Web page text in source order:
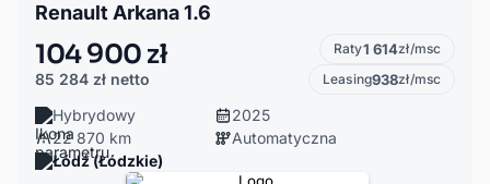
Renault Arkana 1.6
104 900 zł
85 284 zł netto
Raty1 614zł/msc
Leasing938zł/msc
Hybrydowy
2025
22 870 km
Automatyczna
Łódź (Łódzkie)